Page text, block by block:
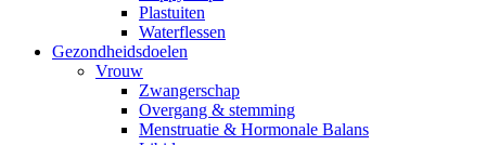
Plastuiten
Waterflessen
Gezondheidsdoelen
Vrouw
Zwangerschap
Overgang & stemming
Menstruatie & Hormonale Balans